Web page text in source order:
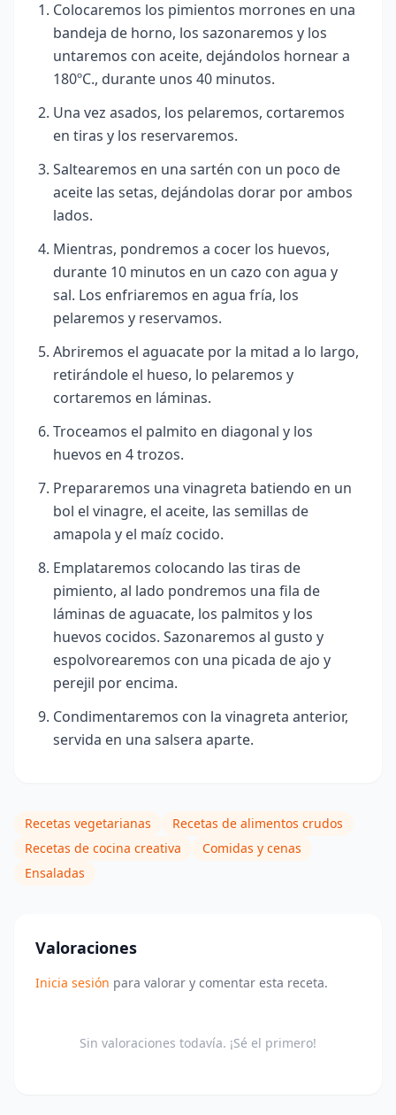
Colocaremos los pimientos morrones en una
bandeja de horno, los sazonaremos y los
untaremos con aceite, dejándolos hornear a
180ºC., durante unos 40 minutos.
Una vez asados, los pelaremos, cortaremos
en tiras y los reservaremos.
Saltearemos en una sartén con un poco de
aceite las setas, dejándolas dorar por ambos
lados.
Mientras, pondremos a cocer los huevos,
durante 10 minutos en un cazo con agua y
sal. Los enfriaremos en agua fría, los
pelaremos y reservamos.
Abriremos el aguacate por la mitad a lo largo,
retirándole el hueso, lo pelaremos y
cortaremos en láminas.
Troceamos el palmito en diagonal y los
huevos en 4 trozos.
Prepararemos una vinagreta batiendo en un
bol el vinagre, el aceite, las semillas de
amapola y el maíz cocido.
Emplataremos colocando las tiras de
pimiento, al lado pondremos una fila de
láminas de aguacate, los palmitos y los
huevos cocidos. Sazonaremos al gusto y
espolvorearemos con una picada de ajo y
perejil por encima.
Condimentaremos con la vinagreta anterior,
servida en una salsera aparte.
Recetas vegetarianas
Recetas de alimentos crudos
Recetas de cocina creativa
Comidas y cenas
Ensaladas
Valoraciones
Inicia sesión para valorar y comentar esta receta.
Sin valoraciones todavía. ¡Sé el primero!